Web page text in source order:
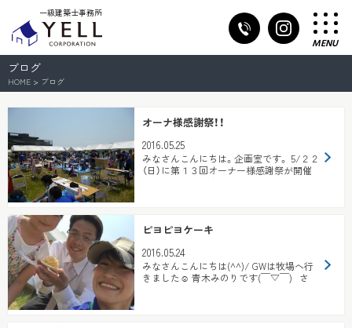
一級建築士事務所
MENU
ブログ
HOME > ブログ
オーナ様感謝祭！！
2016.05.25
みなさんこんにちは。企画室です。 5/２２
（日）に第１３回オーナー様感謝祭が開催
ピヨピヨケーキ
2016.05.24
みなさんこんにちは(^^)/ GWは牧場へ行
きました☺ 青木みのりです(￣▽￣) さ